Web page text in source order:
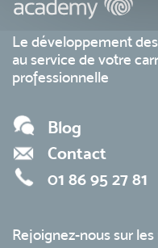
Le développement
au service de votre
professionnelle
Blog
Contact
01 86 95 27 81
Rejoignez-nous sur